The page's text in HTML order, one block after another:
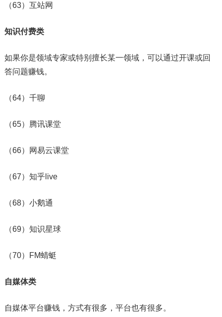
（63）互站网
知识付费类
如果你是领域专家或特别擅长某一领域，可以通过开课或回
答问题赚钱。
（64）千聊
（65）腾讯课堂
（66）网易云课堂
（67）知乎live
（68）小鹅通
（69）知识星球
（70）FM蜻蜓
自媒体类
自媒体平台赚钱，方式有很多，平台也有很多。